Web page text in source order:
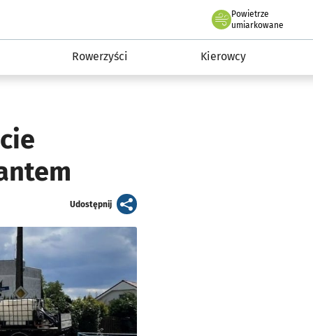
Powietrze
we Wrocławiu
umiarkowane
Rowerzyści Kierowcy
Udostępnijartykuł